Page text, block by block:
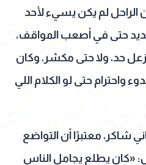
لم يكن يسيء لأحد
حتى في أصعب المواقف،
حد، ولا حتى مكشر، وكان
واحترام حتى لو الكلام اللي
معتبرًا أن التواضع
«كان يطلع يجامل الناس